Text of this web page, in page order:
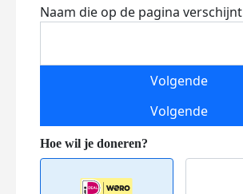
Naam die op de pagina verschijnt
Volgende
Volgende